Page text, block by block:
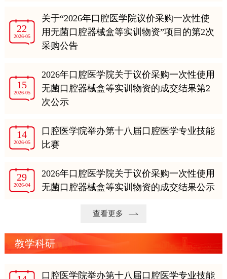
22
2026-05
关于“2026年口腔医学院议价采购一次性使
用无菌口腔器械盒等实训物资”项目的第2次
采购公告
15
2026-05
2026年口腔医学院关于议价采购一次性使用
无菌口腔器械盒等实训物资的成交结果第2
次公示
14
2026-05
口腔医学院举办第十八届口腔医学专业技能
比赛
29
2026-04
2026年口腔医学院关于议价采购一次性使用
无菌口腔器械盒等实训物资的成交结果公示
查看更多
教学科研
口腔医学院举办第十八届口腔医学专业技能